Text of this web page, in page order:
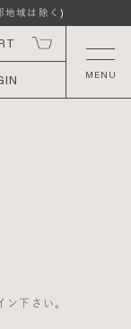
地域は除く)
下さい。